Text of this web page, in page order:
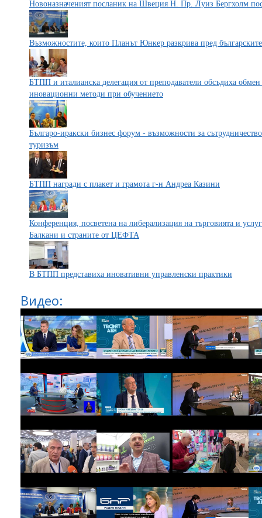
Новоназначеният посланик на Швеция Н. Пр. Луиз Бергхолм
Възможностите, които Планът Юнкер разкрива пред
БТПП и италианска делегация от преподаватели обсъдиха
иновационни методи при обучението
Българо-иракски бизнес форум - възможности за
туризъм
БТПП награди с плакет и грамота г-н Андреа Казини
Конференция, посветена на либерализация на търговията и
Балкани и страните от ЦЕФТА
В БТПП представиха иновативни управленски практики
Видео: